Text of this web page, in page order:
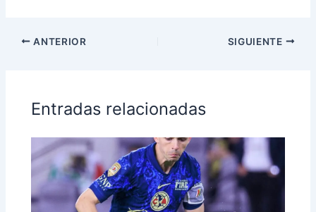
ANTERIOR SIGUIENTE
Entradas relacionadas